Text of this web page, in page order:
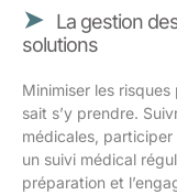
La gestion
solutions
Minimiser les risques
sait s’y prendre.
médicales,
un suivi médical
préparation et